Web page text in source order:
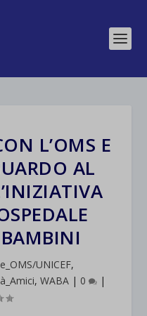
L’OMS E
AL
UNICEF,
, WABA| 0 |